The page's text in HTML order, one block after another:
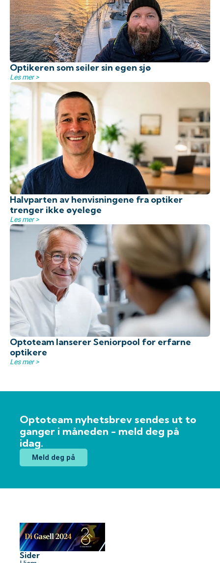
Optikeren som seiler sin egen sjø
Les mer >
Halvparten av henvisningene fra optiker
trenger ikke øyelege
Les mer >
Optoteam lanserer Seniorpool for erfarne
optikere
Les mer >
Optoteam nyhetsbrev sendes ut to
ganger i måneden - meld deg på
idag.
Meld deg på
Sider